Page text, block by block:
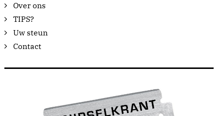
Over ons
TIPS?
Uw steun
Contact